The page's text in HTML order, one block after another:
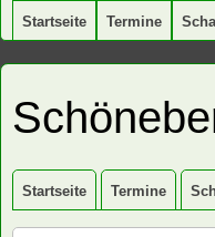
Startseite Termine
Startseite Termine